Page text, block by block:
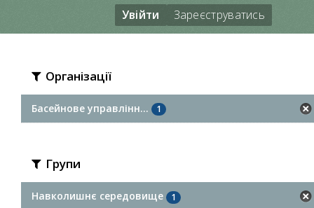
Увійти Зареєструватись
Організації
Басейнове управлінн... 1
Групи
Навколишнє середовище 1